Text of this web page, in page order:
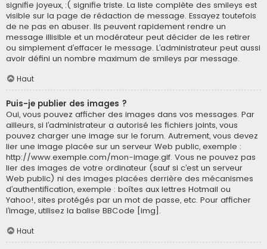
signifie joyeux, :( signifie triste. La liste complète des smileys est
visible sur la page de rédaction de message. Essayez toutefois
de ne pas en abuser. Ils peuvent rapidement rendre un
message illisible et un modérateur peut décider de les retirer
ou simplement d’effacer le message. L’administrateur peut aussi
avoir défini un nombre maximum de smileys par message.
Haut
Puis-je publier des images ?
Oui, vous pouvez afficher des images dans vos messages. Par
ailleurs, si l’administrateur a autorisé les fichiers joints, vous
pouvez charger une image sur le forum. Autrement, vous devez
lier une image placée sur un serveur Web public, exemple :
http://www.exemple.com/mon-image.gif. Vous ne pouvez pas
lier des images de votre ordinateur (sauf si c’est un serveur
Web public) ni des images placées derrière des mécanismes
d’authentification, exemple : boîtes aux lettres Hotmail ou
Yahoo!, sites protégés par un mot de passe, etc. Pour afficher
l’image, utilisez la balise BBCode [img].
Haut